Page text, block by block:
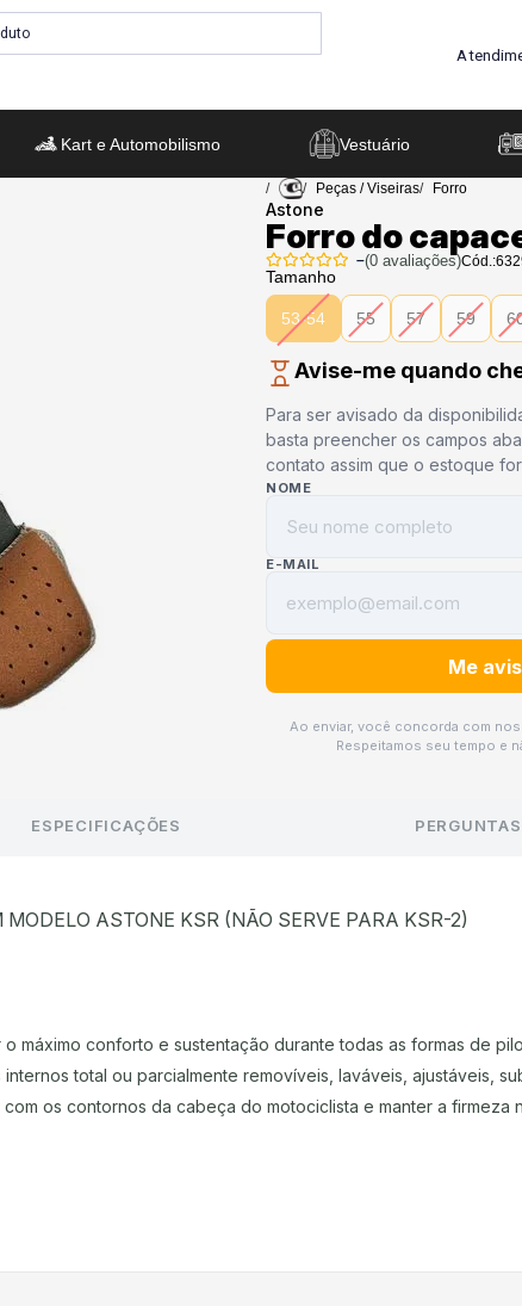
Kart e Automobilismo Vestuário
Peças / Viseiras Forro
Astone
Forro do
–(0avaliações)Cód.:
Tamanho
53-54 55 57 59
Avise-me quando
Para ser avisado da
basta preencher os campos
contato assim que o estoque
NOME
E-MAIL
Ao enviar, você concorda com
Respeitamos seu tempo e
ESPECIFICAÇÕES
ASTONE KSR (NÃO SERVE PARA KSR-2)
máximo conforto e sustentação durante todas as formas de
total ou parcialmente removíveis, laváveis, ajustáveis,
os contornos da cabeça do motociclista e manter a firmeza